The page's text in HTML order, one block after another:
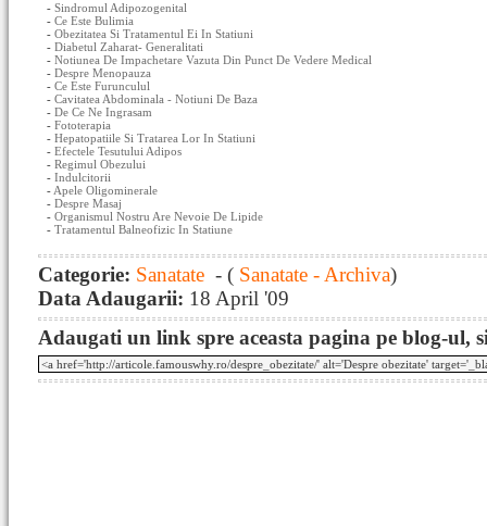
- Sindromul Adipozogenital
- Ce Este Bulimia
- Obezitatea Si Tratamentul Ei In Statiuni
- Diabetul Zaharat- Generalitati
- Notiunea De Impachetare Vazuta Din Punct De Vedere Medical
- Despre Menopauza
- Ce Este Furunculul
- Cavitatea Abdominala - Notiuni De Baza
- De Ce Ne Ingrasam
- Fototerapia
- Hepatopatiile Si Tratarea Lor In Statiuni
- Efectele Tesutului Adipos
- Regimul Obezului
- Indulcitorii
- Apele Oligominerale
- Despre Masaj
- Organismul Nostru Are Nevoie De Lipide
- Tratamentul Balneofizic In Statiune
Categorie: Sanatate - ( Sanatate - Archiva)
Data Adaugarii: 18 April '09
Adaugati un link spre aceasta pagina pe blog-ul,